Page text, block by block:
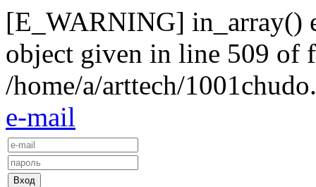
[E_WARNING] in_array()
object given in line 509 of
/home/a/arttech/
e-mail